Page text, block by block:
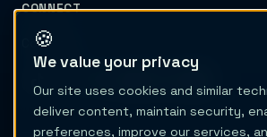
CONNECT
Contacto
🍪
We value your privacy
Our site uses cookies and similar
deliver content, maintain security,
preferences, improve our services,